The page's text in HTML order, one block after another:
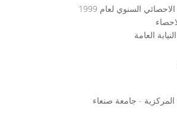
السنوي لعام 1999
العامة
المركزية - جامعة صنعاء